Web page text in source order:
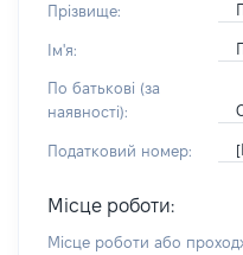
Прізвище:
Ім'я:
По батькові (за
наявності):
Податковий номер:
Місце роботи:
Місце роботи або